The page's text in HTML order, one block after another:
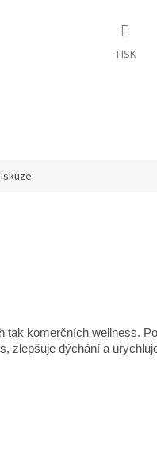
TISK
komerčních wellness.
zlepšuje dýchání a